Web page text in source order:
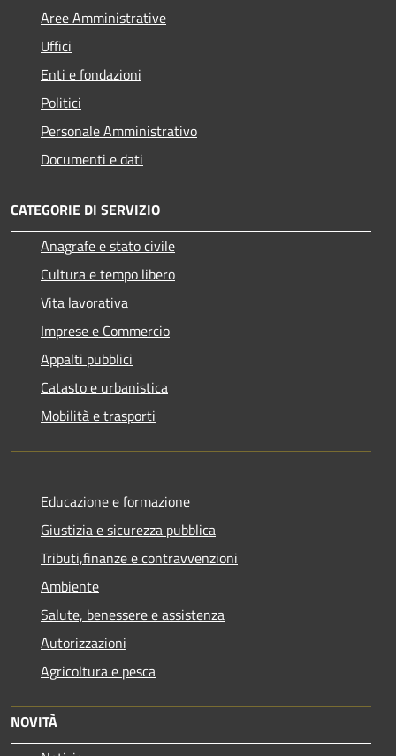
Aree Amministrative
Uffici
Enti e fondazioni
Politici
Personale Amministrativo
Documenti e dati
CATEGORIE DI SERVIZIO
Anagrafe e stato civile
Cultura e tempo libero
Vita lavorativa
Imprese e Commercio
Appalti pubblici
Catasto e urbanistica
Mobilità e trasporti
Educazione e formazione
Giustizia e sicurezza pubblica
Tributi,finanze e contravvenzioni
Ambiente
Salute, benessere e assistenza
Autorizzazioni
Agricoltura e pesca
NOVITÀ